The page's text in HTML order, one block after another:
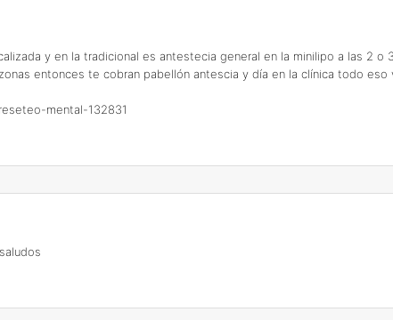
y en la tradicional es antestecia general en la minilipo a las 2
entonces te cobran pabellón antescia y día en la clínica todo
mental-132831